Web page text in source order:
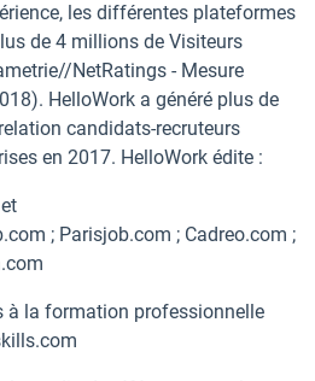
les différentes plateformes
de 4 millions de Visiteurs
NetRatings - Mesure
HelloWork a généré plus de
candidats-recruteurs
en 2017. HelloWork édite :
; Parisjob.com ; Cadreo.com ;
à la formation professionnelle